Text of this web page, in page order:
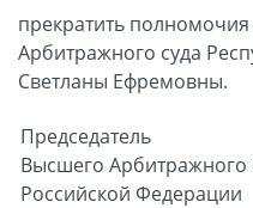
прекратить
Арбитражного суда
Светланы Ефремовны.
Председатель
Высшего Арбитражного
Российской Федерации